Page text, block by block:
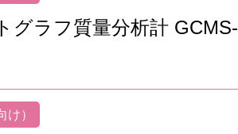
ラフ質量分析計 GCMS-
）